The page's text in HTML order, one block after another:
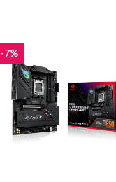
-7%